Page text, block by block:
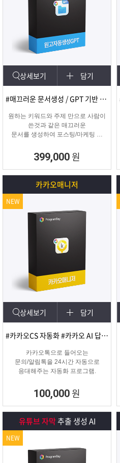
상세보기 담기
#매끄러운 문서생성 / GPT 기반 문서
원하는 키워드와 주제 만으로 사람이
쓴것과 같은 매끄러운
문서를 생성하여 포스팅/마케팅 시
소모되는 시간을 없애주는 고퀄리티
문서생성 프로그램입니다.
399,000 원
카카오매니저
상세보기 담기
#카카오CS 자동화 #카카오 AI 답변 #카카오자동발송
카카오톡으로 들어오는
문의/알림톡을 24시간 자동으로
응대해주는 자동화 프로그램.
100,000 원
NEW
유튜브 자막추출 생성 AI
NEW